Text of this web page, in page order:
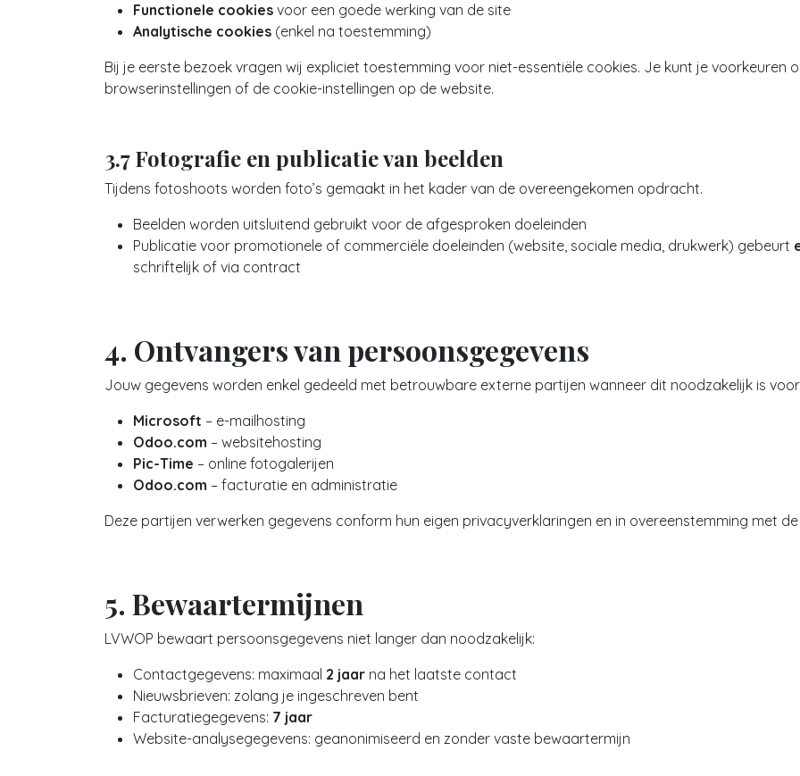
Functionele cookies voor een goede werking van de site
Analytische cookies (enkel na toestemming)
Bij je eerste bezoek vragen wij expliciet toestemming voor niet-essentiële cookies. Je kunt je voorkeuren
browserinstellingen of de cookie-instellingen op de website.
3.7 Fotografie en publicatie van beelden
Tijdens fotoshoots worden foto’s gemaakt in het kader van de overeengekomen opdracht.
Beelden worden uitsluitend gebruikt voor de afgesproken doeleinden
Publicatie voor promotionele of commerciële doeleinden (website, sociale media, drukwerk) gebeurt
schriftelijk of via contract
4. Ontvangers van persoonsgegevens
Jouw gegevens worden enkel gedeeld met betrouwbare externe partijen wanneer dit noodzakelijk is
Microsoft – e-mailhosting
Odoo.com – websitehosting
Pic-Time – online fotogalerijen
Odoo.com – facturatie en administratie
Deze partijen verwerken gegevens conform hun eigen privacyverklaringen en in overeenstemming met de
5. Bewaartermijnen
LVWOP bewaart persoonsgegevens niet langer dan noodzakelijk:
Contactgegevens: maximaal 2 jaar na het laatste contact
Nieuwsbrieven: zolang je ingeschreven bent
Facturatiegegevens: 7 jaar
Website-analysegegevens: geanonimiseerd en zonder vaste bewaartermijn